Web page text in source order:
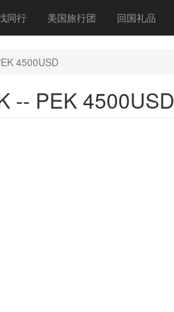
同行 美国旅行团 回国礼品
4500USD
-- PEK 4500USD